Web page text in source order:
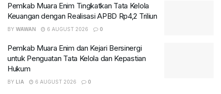
Pemkab Muara Enim Tingkatkan Tata Kelola
Keuangan dengan Realisasi APBD Rp4,2 Triliun
BY WAWAN 6 AUGUST 2026 0
Pemkab Muara Enim dan Kejari Bersinergi
untuk Penguatan Tata Kelola dan Kepastian
Hukum
BY LIA 6 AUGUST 2026 0